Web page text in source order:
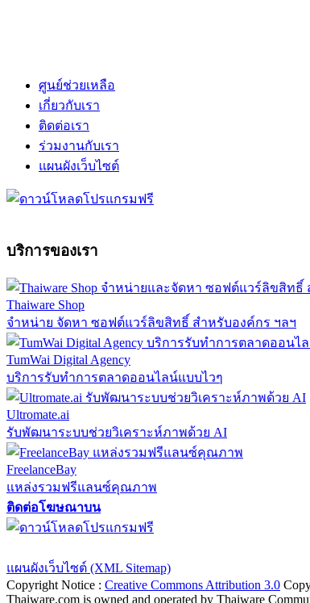
ศูนย์ช่วยเหลือ
เกี่ยวกับเรา
ติดต่อเรา
ร่วมงานกับเรา
แผนผังเว็บไซต์
บริการของเรา
Thaiware Shop
จำหน่าย จัดหา ซอฟต์แวร์ลิขสิทธิ์ สำหรับองค์กร ฯลฯ
TumWai Digital Agency
บริการรับทำการตลาดออนไลน์แบบไวๆ
Ultromate.ai
รับพัฒนาระบบช่วยวิเคราะห์ภาพด้วย AI
FreelanceBay
แหล่งรวมฟรีแลนซ์คุณภาพ
ติดต่อโฆษณาบน
แผนผังเว็บไซต์ (XML Sitemap)
Copyright Notice : Creative Commons Attribution 3.0
Thaiware.com is owned and operated by Thaiware